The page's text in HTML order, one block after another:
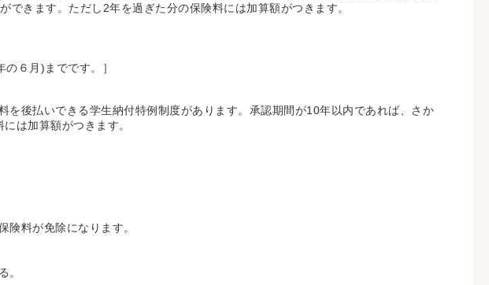
きます。ただし2年を過ぎた分の保険料には加算額がつきます。
６月)までです。］
後払いできる学生納付特例制度があります。承認期間が10年以内であれば、さか
は加算額がつきます。
険料が免除になります。
。